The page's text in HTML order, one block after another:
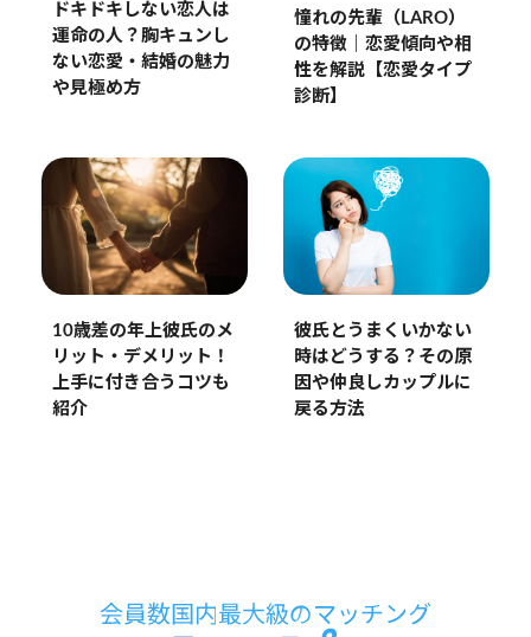
ドキドキしない恋人は
運命の人？胸キュンし
ない恋愛・結婚の魅力
や見極め方
憧れの先輩（LARO）
の特徴｜恋愛傾向や相
性を解説【恋愛タイプ
診断】
10歳差の年上彼氏のメ
リット・デメリット！
上手に付き合うコツも
紹介
彼氏とうまくいかない
時はどうする？その原
因や仲良しカップルに
戻る方法